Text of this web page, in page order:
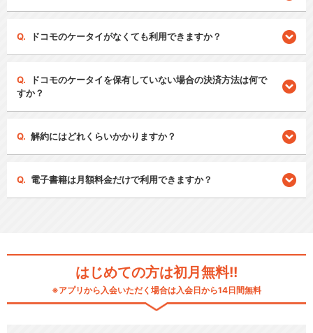
ドコモのケータイがなくても利用できますか？
ドコモのケータイを保有していない場合の決済方法は何で
すか？
解約にはどれくらいかかりますか？
電子書籍は月額料金だけで利用できますか？
はじめての方は初月無料!!
※アプリから入会いただく場合は入会日から14日間無料